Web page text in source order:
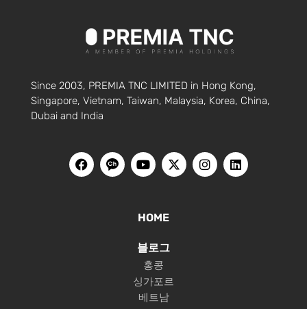
Since 2003, PREMIA TNC LIMITED in Hong Kong,
Singapore, Vietnam, Taiwan, Malaysia, Korea, China,
Dubai and India
HOME
블로그
홍콩
싱가포르
베트남